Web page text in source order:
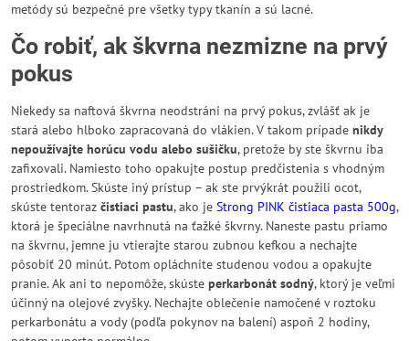
metódy sú bezpečné pre všetky typy tkanín a sú lacné.
Čo robiť, ak škvrna nezmizne na prvý
pokus
Niekedy sa naftová škvrna neodstráni na prvý pokus, zvlášť ak je
stará alebo hlboko zapracovaná do vlákien. V takom prípade nikdy
nepoužívajte horúcu vodu alebo sušičku, pretože by ste škvrnu iba
zafixovali. Namiesto toho opakujte postup predčistenia s vhodným
prostriedkom. Skúste iný prístup – ak ste prvýkrát použili ocot,
skúste tentoraz čistiaci pastu, ako je Strong PINK čistiaca pasta 500g,
ktorá je špeciálne navrhnutá na ťažké škvrny. Naneste pastu priamo
na škvrnu, jemne ju vtierajte starou zubnou kefkou a nechajte
pôsobiť 20 minút. Potom opláchnite studenou vodou a opakujte
pranie. Ak ani to nepomôže, skúste perkarbonát sodný, ktorý je veľmi
účinný na olejové zvyšky. Nechajte oblečenie namočené v roztoku
perkarbonátu a vody (podľa pokynov na balení) aspoň 2 hodiny,